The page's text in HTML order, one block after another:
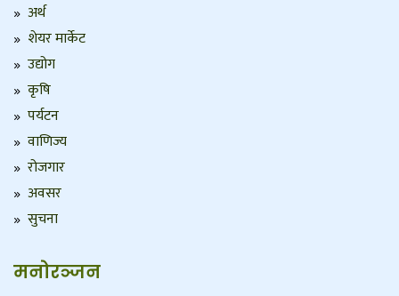
अर्थ
शेयर मार्केट
उद्योग
कृषि
पर्यटन
वाणिज्य
रोजगार
अवसर
सुचना
मनोरञ्जन